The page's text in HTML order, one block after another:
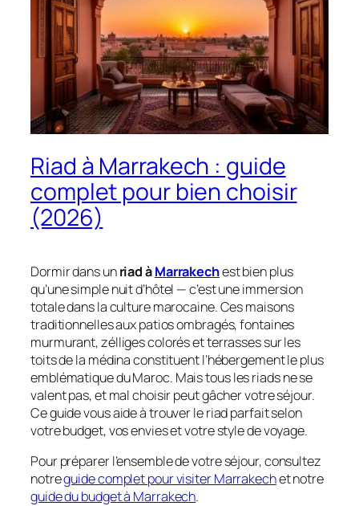
Riad à Marrakech : guide
complet pour bien choisir
(2026)
Dormir dans unriad àMarrakechest bien plus
qu’une simple nuit d’hôtel — c’est une immersion
totale dans la culture marocaine. Ces maisons
traditionnelles aux patios ombragés, fontaines
murmurant, zélliges colorés et terrasses sur les
toits de la médina constituent l’hébergement le plus
emblématique du Maroc. Mais tous les riads ne se
valent pas, et mal choisir peut gâcher votre séjour.
Ce guide vous aide à trouver le riad parfait selon
votre budget, vos envies et votre style de voyage.
Pour préparer l’ensemble de votre séjour, consultez
notreguide complet pour visiter Marrakechet notre
guide du budget à Marrakech.